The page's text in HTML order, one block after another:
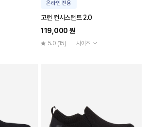
온라인 전용
고런 컨시스턴트 2.0
119,000 원
5.0 (15) 사이즈